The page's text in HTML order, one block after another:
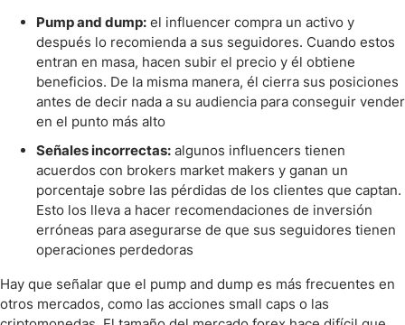
Pump and dump: el influencer compra un activo y
después lo recomienda a sus seguidores. Cuando estos
entran en masa, hacen subir el precio y él obtiene
beneficios. De la misma manera, él cierra sus posiciones
antes de decir nada a su audiencia para conseguir vender
en el punto más alto
Señales incorrectas: algunos influencers tienen
acuerdos con brokers market makers y ganan un
porcentaje sobre las pérdidas de los clientes que captan.
Esto los lleva a hacer recomendaciones de inversión
erróneas para asegurarse de que sus seguidores tienen
operaciones perdedoras
Hay que señalar que el pump and dump es más frecuentes en
otros mercados, como las acciones small caps o las